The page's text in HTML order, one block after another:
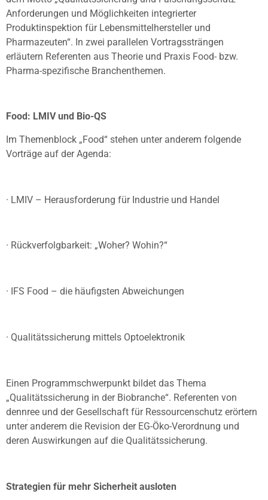
Anforderungen und Möglichkeiten integrierter
Produktinspektion für Lebensmittelhersteller und
Pharmazeuten“. In zwei parallelen Vortragssträngen
erläutern Referenten aus Theorie und Praxis Food- bzw.
Pharma-spezifische Branchenthemen.
Food: LMIV und Bio-QS
Im Themenblock „Food“ stehen unter anderem folgende
Vorträge auf der Agenda:
· LMIV – Herausforderung für Industrie und Handel
· Rückverfolgbarkeit: „Woher? Wohin?“
· IFS Food – die häufigsten Abweichungen
· Qualitätssicherung mittels Optoelektronik
Einen Programmschwerpunkt bildet das Thema
„Qualitätssicherung in der Biobranche“. Referenten von
dennree und der Gesellschaft für Ressourcenschutz erörtern
unter anderem die Revision der EG-Öko-Verordnung und
deren Auswirkungen auf die Qualitätssicherung.
Strategien für mehr Sicherheit ausloten